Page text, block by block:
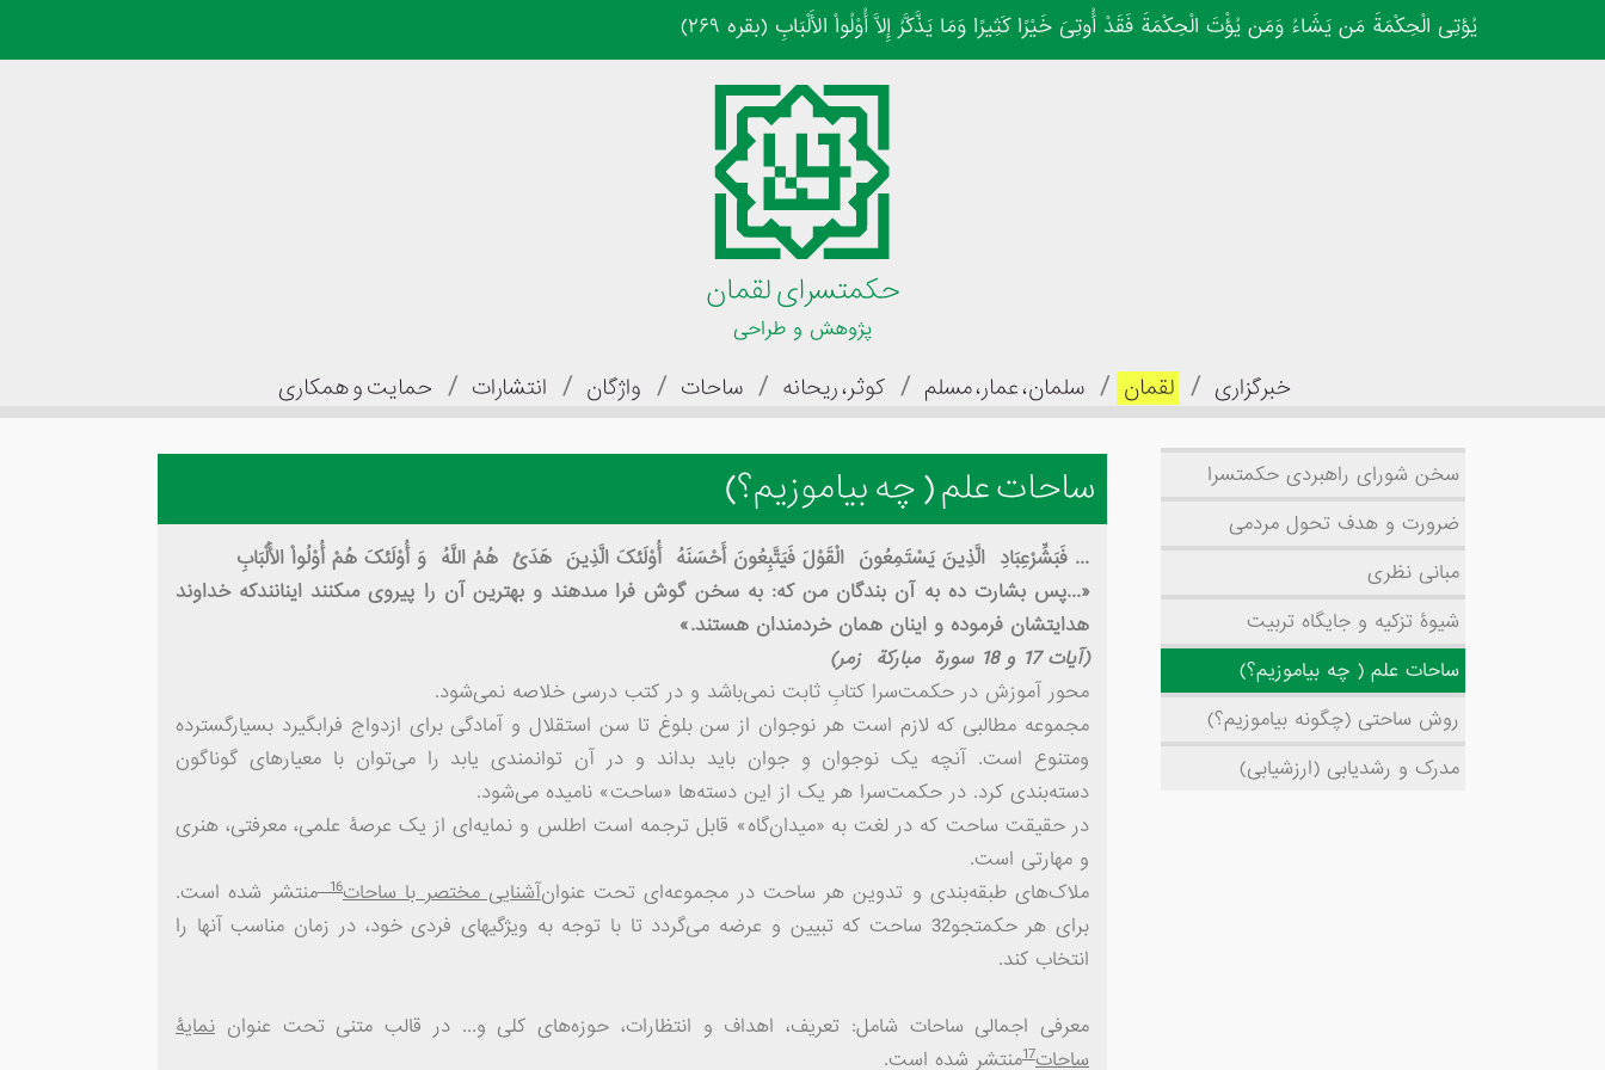
یُؤتِی الْحِکْمَةَ مَن یَشَاءُ وَمَن یُؤْتَ الْحِکْمَةَ فَقَدْ أُوتِیَ خَیْرًا کَثِیرًا وَمَا یَذَّکَّرُ إِلاَّ أُوْلُواْ الأَلْبَابِ (بقره ۲۶۹)
حکمتسرای لقمان
پژوهش و طراحی
خبرگزاری / لقمان / سلمان، عمار، مسلم / کوثر، ریحانه / ساحات / واژگان / انتشارات / حمایت و همکاری
سخن شورای راهبردی حکمتسرا
ضرورت و هدف تحول مردمی
مبانی نظری
شیوۀ تزکیه و جایگاه تربیت
ساحات علم ( چه بیاموزیم؟)
روش ساحتی (چگونه بیاموزیم؟)
مدرک و رشد‌یابی (ارزشیابی)
ساحات علم ( چه بیاموزیم؟)
... فَبَشِّرْعِبَادِ الَّذِینَ یَسْتَمِعُونَ الْقَوْلَ فَیَتَّبِعُونَ أَحْسَنَهُ أُوْلَئکَ الَّذِینَ هَدَئ هُمُ اللَّهُ وَ أُوْلَئکَ هُمْ أُوْلُواْ الْأَلْبَابِ
«
...پس بشارت ده به آن بندگان من که: به سخن گوش فرا مى‏دهند و بهترین آن را پیروى مى‏کنند اینانندکه خداوند
هدایتشان فرموده و اینان همان خردمندان هستند.»
(آیات 17 و 18 سورة مبارکة زمر)
محور آموزش در حکمتسرا کتابِ ثابت نمیباشد و در کتب درسی خلاصه نمیشود.
مجموعه مطالبی که لازم است هر نوجوان از سن بلوغ تا سن استقلال و آمادگی برای ازدواج فرابگیرد بسیارگسترده
ومتنوع است. آنچه یک نوجوان و جوان باید بداند و در آن توانمندی یابد را میتوان با معیارهای گوناگون
دسته‌بندی کرد. در حکمت‌سرا هر یک از این دسته‌ها «ساحت» نامیده میشود.
در حقیقت ساحت که در لغت به «میدانگاه» قابل ترجمه است اطلس و نمایه‌ای از یک عرصۀ علمی، معرفتی، هنری
و مهارتی است.
ملاک‌های طبقه‌بندی و تدوین هر ساحت در مجموعه‌ای تحت عنوانآشنایی مختصر با ساحات16 منتشر شده است.
برای هر حکمت­جو32 ساحت که تبیین و عرضه می‌گردد تا با توجه به ویژگی­های فردی خود، در زمان مناسب آن­ها را
انتخاب کند.
معرفی اجمالی ساحات شامل: تعریف، اهداف و انتظارات، حوزه‌های کلی و... در قالب متنی تحت عنوان نمایۀ
ساحات17منتشر شده است.